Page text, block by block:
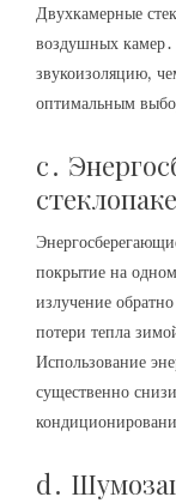
Двухкамерные
воздушных
звукоизоляцию,
оптимальным
c․
покрытие на одном
излучение
потери тепла
Использование
существенно
d․